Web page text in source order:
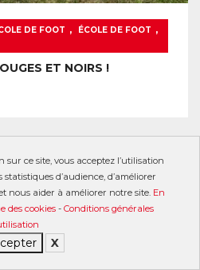
ce site, vous acceptez l’utilisation
d’audience, d’améliorer
nous aider à améliorer notre site. En
des cookies - Conditions générales
X
DE FOOT , ÉCOLE DE FOOT ,
ET NOIRS !